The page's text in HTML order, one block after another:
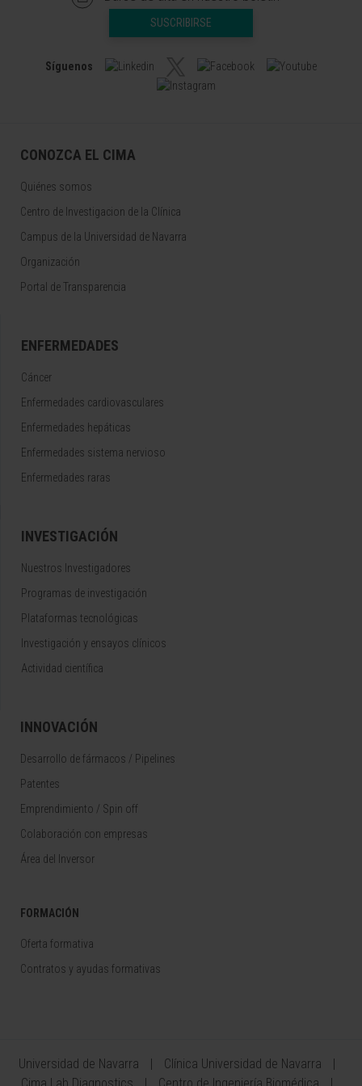
SUSCRIBIRSE
Síguenos
CONOZCA EL CIMA
Quiénes somos
Centro de Investigacion de la Clínica
Campus de la Universidad de Navarra
Organización
Portal de Transparencia
ENFERMEDADES
Cáncer
Enfermedades cardiovasculares
Enfermedades hepáticas
Enfermedades sistema nervioso
Enfermedades raras
INVESTIGACIÓN
Nuestros Investigadores
Programas de investigación
Plataformas tecnológicas
Investigación y ensayos clínicos
Actividad científica
INNOVACIÓN
Desarrollo de fármacos / Pipelines
Patentes
Emprendimiento / Spin off
Colaboración con empresas
Área del Inversor
FORMACIÓN
Oferta formativa
Contratos y ayudas formativas
Universidad de Navarra
Clínica Universidad de Navarra
Cima Lab Diagnostics
Centro de Ingeniería Biomédica